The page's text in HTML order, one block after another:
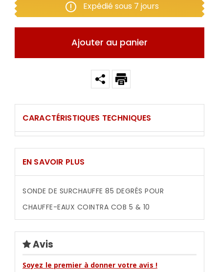
Expédié sous 7 jours
Ajouter au panier
CARACTÉRISTIQUES TECHNIQUES
EN SAVOIR PLUS
SONDE DE SURCHAUFFE 85 DEGRÉS POUR
CHAUFFE-EAUX COINTRA COB 5 & 10
Avis
Soyez le premier à donner votre avis !